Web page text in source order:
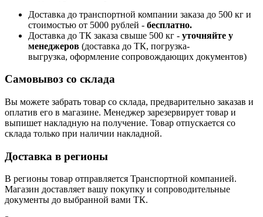
Доставка до транспортной компании заказа до 500 кг и
стоимостью от 5000 рублей - бесплатно.
Доставка до ТК заказа свыше 500 кг - уточняйте у
менеджеров (доставка до ТК, погрузка-
выгрузка, оформление сопровождающих документов)
Самовывоз со склада
Вы можете забрать товар со склада, предварительно заказав и
оплатив его в магазине. Менеджер зарезервирует товар и
выпишет накладную на получение. Товар отпускается со
склада только при наличии накладной.
Доставка в регионы
В регионы товар отправляется Транспортной компанией.
Магазин доставляет вашу покупку и сопроводительные
документы до выбранной вами ТК.